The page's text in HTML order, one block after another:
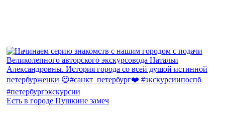
Есть в городе Пушкине замеч